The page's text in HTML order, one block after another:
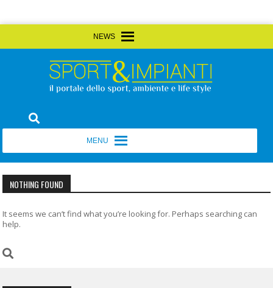
to
Sport&Impianti
NOTHING FOUND
It seems we can’t find what you’re looking for. Perhaps searching can
help.